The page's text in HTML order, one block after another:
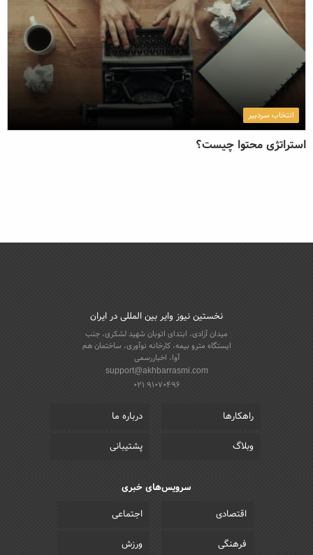
انتخاب سردبیر
استراتژی محتوا چیست؟
نخستین نیوز وایر بین المللی در ایران
میدان آزادی، ابتدای اتوبان شهید لشکری، جنب
ایستگاه مترو بیمه، کارخانه نوآوری، ساختمان هم
آوا، اخباررسمی
support@akhbarrasmi.com
021 91070496
راهکارها
درباره ما
وبلاگ
پشتیبانی
سرویس‌های خبری
اقتصادی
اجتماعی
فرهنگی
ورزش